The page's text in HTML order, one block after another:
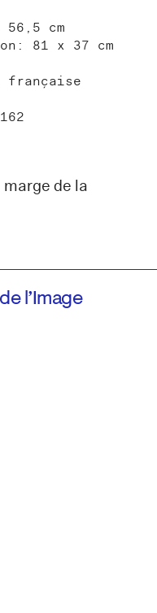
cm
81 x 37 cm
française
de la
l’Image